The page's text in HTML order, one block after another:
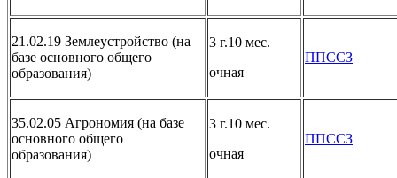
21.02.19 Землеустройство (на
базе основного общего
образования)
3 г.10 мес.
очная
ППССЗ
35.02.05 Агрономия (на базе
основного общего
образования)
3 г.10 мес.
очная
ППССЗ